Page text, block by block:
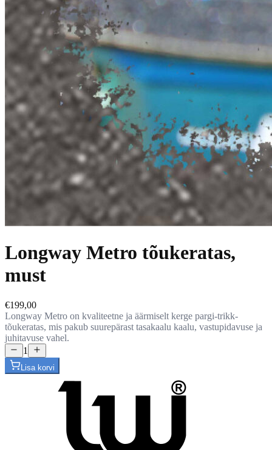
Longway Metro tõukeratas,
must
€199,00
Longway Metro on kvaliteetne ja äärmiselt kerge pargi-trikk-
tõukeratas, mis pakub suurepärast tasakaalu kaalu, vastupidavuse ja
juhitavuse vahel.
1
Lisa korvi